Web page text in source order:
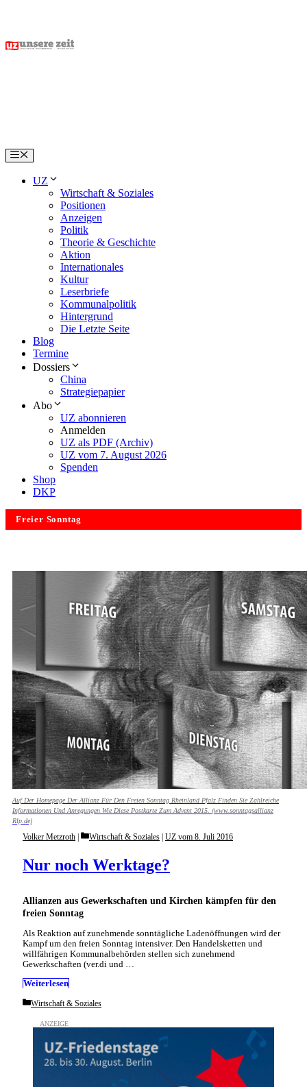
content
Menu
UZ
Wirtschaft & Soziales
Positionen
Anzeigen
Politik
Theorie & Geschichte
Aktion
Internationales
Kultur
Leserbriefe
Kommunalpolitik
Hintergrund
Die Letzte Seite
Blog
Termine
Dossiers
China
Strategiepapier
Abo
UZ abonnieren
Anmelden
UZ als PDF (Archiv)
UZ vom 7. August 2026
Spenden
Shop
DKP
Freier Sonntag
Auf Der Homepage Der Allianz Für Den Freien Sonntag Rheinland Pfalz Finden Sie Zahlreiche
Informationen Und Anregungen Wie Diese Postkarte Zum Advent 2015. (www.sonntagsallianz
Rlp.de)
Allianzen aus Gewerkschaften und Kirchen kämpfen für den
freien Sonntag
Nur noch Werktage?
Volker Metzroth Categories
Wirtschaft & Soziales UZ vom 8. Juli 2016
Als Reaktion auf zunehmende sonntägliche Ladenöffnungen wird der
Kampf um den freien Sonntag intensiver. Den Handelsketten und
willfährigen Kommunalbehörden stellen sich zunehmend
Gewerkschaften (ver.di und …
Weiterlesen
Categories
Wirtschaft & Soziales